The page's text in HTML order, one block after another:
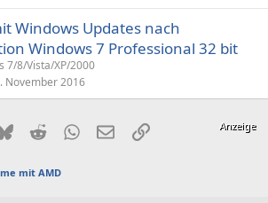
Windows Updates nach
Windows 7 Professional 32 bit
7/8/Vista/XP/2000
November 2016
BlueskyRedditWhatsApp
E-MailLink
mit AMD